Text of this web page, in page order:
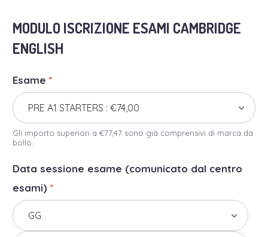
MODULO ISCRIZIONE ESAMI CAMBRIDGE
ENGLISH
Esame *
Gli importo superiori a €77,47 sono già comprensivi di marca da
bollo.
Data sessione esame (comunicato dal centro
esami) *